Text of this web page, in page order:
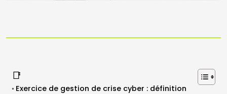
📑
Exercice de gestion de crise cyber : définition